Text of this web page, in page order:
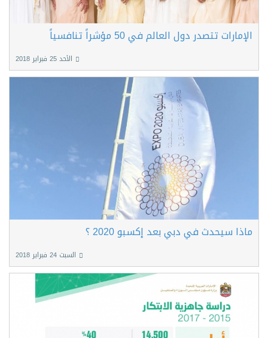
الإمارات تتصدر دول العالم في 50 مؤشراً تنافسياً
الأحد 25 فبراير 2018
ماذا سيحدث في دبي بعد إكسبو 2020 ؟
السبت 24 فبراير 2018